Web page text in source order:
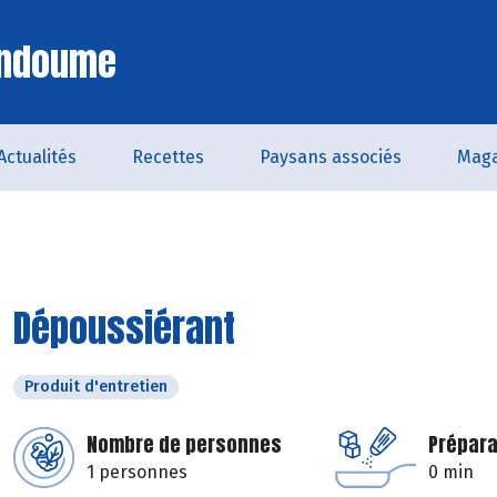
Recettes Paysans associés
Dépoussiérant
Produit d'entretien
Nombre de personnes
1 personnes 0 min